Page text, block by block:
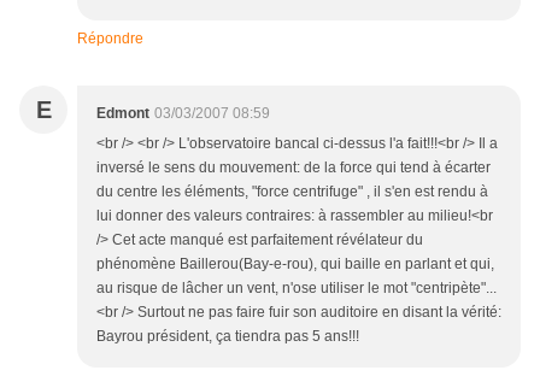
Répondre
E Edmont 03/03/2007 08:59
<br /> <br /> L'observatoire bancal ci-dessus l'a fait!!!<br /> Il a
inversé le sens du mouvement: de la force qui tend à écarter
du centre les éléments, "force centrifuge" , il s'en est rendu à
lui donner des valeurs contraires: à rassembler au milieu!<br
/> Cet acte manqué est parfaitement révélateur du
phénomène Baillerou(Bay-e-rou), qui baille en parlant et qui,
au risque de lâcher un vent, n'ose utiliser le mot "centripète"...
<br /> Surtout ne pas faire fuir son auditoire en disant la vérité:
Bayrou président, ça tiendra pas 5 ans!!!